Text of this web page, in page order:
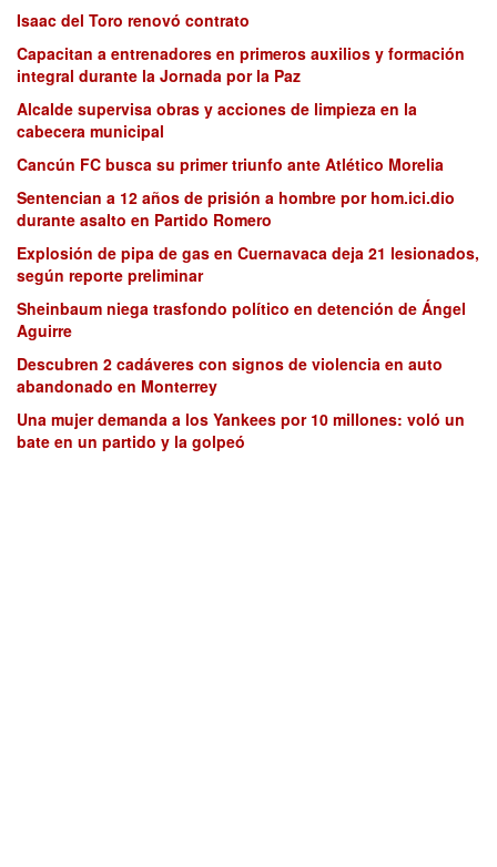
Isaac del Toro renovó contrato
Capacitan a entrenadores en primeros auxilios y formación
integral durante la Jornada por la Paz
Alcalde supervisa obras y acciones de limpieza en la
cabecera municipal
Cancún FC busca su primer triunfo ante Atlético Morelia
Sentencian a 12 años de prisión a hombre por hom.ici.dio
durante asalto en Partido Romero
Explosión de pipa de gas en Cuernavaca deja 21 lesionados,
según reporte preliminar
Sheinbaum niega trasfondo político en detención de Ángel
Aguirre
Descubren 2 cadáveres con signos de violencia en auto
abandonado en Monterrey
Una mujer demanda a los Yankees por 10 millones: voló un
bate en un partido y la golpeó